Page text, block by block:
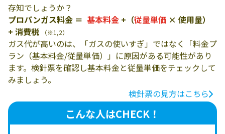
存知でしょうか？
プロパンガス料金 ＝ 基本料金 +（従量単価 × 使用量）
+ 消費税
（※1,2）
ガス代が高いのは、「ガスの使いすぎ」ではなく「料金プ
ラン（基本料金/従量単価）」に原因がある可能性があり
ます。検針票を確認し基本料金と従量単価をチェックして
みましょう。
検針票の見方はこちら
こんな人はCHECK！